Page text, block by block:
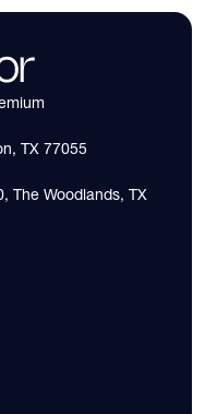
TX 77055
The Woodlands, TX